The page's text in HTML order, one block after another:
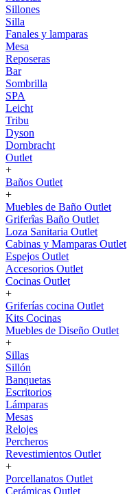
Sillones
Silla
Fanales y lamparas
Mesa
Reposeras
Bar
Sombrilla
SPA
Leicht
Tribu
Dyson
Dornbracht
Outlet
+
Baños Outlet
+
Muebles de Baño Outlet
Griferîas Baño Outlet
Loza Sanitaria Outlet
Cabinas y Mamparas Outlet
Espejos Outlet
Accesorios Outlet
Cocinas Outlet
+
Griferías cocina Outlet
Kits Cocinas
Muebles de Diseño Outlet
+
Sillas
Sillón
Banquetas
Escritorios
Lámparas
Mesas
Relojes
Percheros
Revestimientos Outlet
+
Porcellanatos Outlet
Cerámicas Outlet